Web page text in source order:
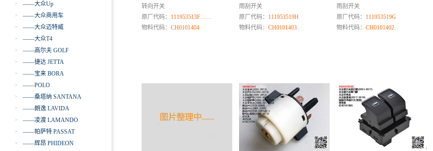
>
——大众Up
>
——大众商用车
>
——大众迈特威
>
——大众T4
>
——高尔夫 GOLF
>
——捷达 JETTA
>
——宝来 BORA
>
——POLO
>
——桑塔纳 SANTANA
>
——朗逸 LAVIDA
>
——凌渡 LAMANDO
>
——帕萨特 PASSAT
>
——辉昂 PHIDEON
转向开关
原厂代码： 111953513F……
物料代码： CH0101404
雨刮开关
原厂代码： 111953519H
物料代码： CH0101403
雨刮开关
原厂代码：
111953519G
物料代码： CH0101402